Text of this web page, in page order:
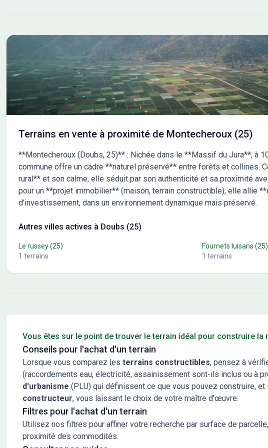
Terrains en vente à proximité de Montecheroux (25)
**Montecheroux (Doubs, 25)** : Nichée dans le **Massif du Jura**, à
commune offre un cadre **naturel préservé** entre forêts et collines.
rural** et son calme, elle séduit par son authenticité et sa proximité
pour un **projet immobilier** (maison, terrain constructible), elle allie
d’investissement, dans un environnement dynamique mais préservé.
Autres villes actives à Doubs (25)
Le russey(25)
1 terrains
Fournets luisans (25)
1 terrains
Vous êtes sur le point de trouver le terrain idéal pour construire la
Conseils pour l'achat d'un terrain
Lorsque vous comparez les terrains constructibles, pensez à
(raccordements eau, électricité, assainissement sont-ils inclus ou à
d'urbanisme (PLU) qui définissent ce que vous pouvez construire,
constructeur, vous laissant le choix de votre maître d'œuvre.
Filtres pour l'achat d'un terrain
Utilisez nos filtres pour affiner votre recherche par surface de
proximité des commodités.